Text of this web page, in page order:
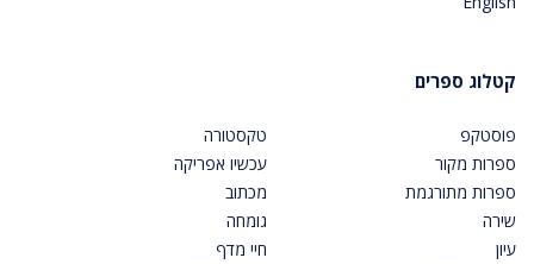
קטלוג ספרים
פוסטקפ
ספרות מקור
ספרות מתורגמת
שירה
עיון
טקסטורה
עכשיו אפריקה
מכתוב
גומחה
חיי מדף